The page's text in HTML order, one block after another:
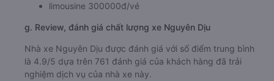
limousine 300000đ/vé
g. Review, đánh giá chất lượng xe Nguyên Dịu
Nhà xe Nguyên Dịu được đánh giá với số điểm trung bình
là 4.9/5 dựa trên 761 đánh giá của khách hàng đã trải
nghiệm dịch vụ của nhà xe này.